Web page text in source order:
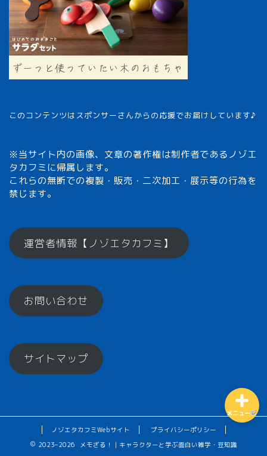
このコンテンツはスポンサーさんからの応援でお届けしています♪
※当サイト内の画像、文章の著作権は制作者であるノゾエ
タカフミに帰属します。
これらの無断での複製・販売・二次加工・展示等の行為を
禁じます。
運営者情報【ノゾエタカフミ】
お問い合わせ
サイトマップ
ノゾエタカフミWebサイト
プライバシーポリシー
2023–2026 メモざる！｜キャラクターと学ぶ面白い雑学・豆知識
メニュー
メモざるとは？